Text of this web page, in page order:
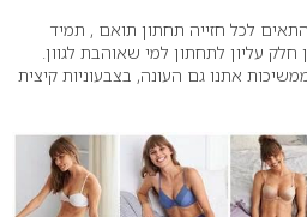
לכל חזייה תחתון תואם , תמיד
עליון לתחתון למי שאוהבת לגוון.
אתנו גם העונה, בצבעוניות קיצית